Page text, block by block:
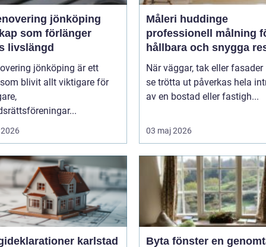
jönköping
som förlänger
livslängd
jönköping är ett
blivit allt viktigare för
Måleri huddinge
professionell målning
hållbara och snygga
När väggar, tak eller fasader
se trötta ut påverkas hela
av en bostad eller fastigh...
03 maj 2026
karlstad
Byta fönster en genomtänkt